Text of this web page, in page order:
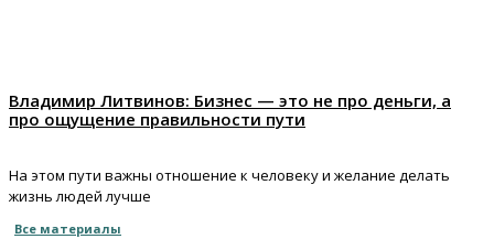
Владимир Литвинов: Бизнес — это не про деньги, а
про ощущение правильности пути
На этом пути важны отношение к человеку и желание делать
жизнь людей лучше
Все материалы